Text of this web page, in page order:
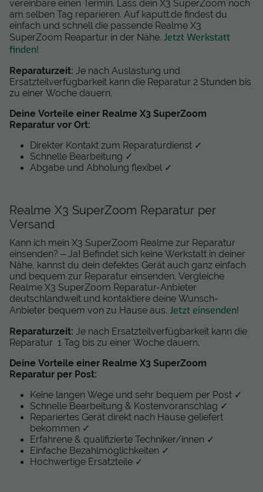
vereinbare einen Termin. Lass dein X3 SuperZoom noch
am selben Tag reparieren. Auf kaputt.de findest du
einfach und schnell die passende Realme X3
SuperZoom Reapartur in der Nähe. Jetzt Werkstatt
finden!
Reparaturzeit: Je nach Auslastung und
Ersatzteilverfügbarkeit kann die Reparatur 2 Stunden bis
zu einer Woche dauern.
Deine Vorteile einer Realme X3 SuperZoom
Reparatur vor Ort:
Direkter Kontakt zum Reparaturdienst ✓
Schnelle Bearbeitung ✓
Abgabe und Abholung flexibel ✓
Realme X3 SuperZoom Reparatur per
Versand
Kann ich mein X3 SuperZoom Realme zur Reparatur
einsenden? – Ja! Befindet sich keine Werkstatt in deiner
Nähe, kannst du dein defektes Gerät auch ganz einfach
und bequem zur Reparatur einsenden. Vergleiche
Realme X3 SuperZoom Reparatur-Anbieter
deutschlandweit und kontaktiere deine Wunsch-
Anbieter bequem von zu Hause aus. Jetzt einsenden!
Reparaturzeit: Je nach Ersatzteilverfügbarkeit kann die
Reparatur 1 Tag bis zu einer Woche dauern.
Deine Vorteile einer Realme X3 SuperZoom
Reparatur per Post:
Keine langen Wege und sehr bequem per Post ✓
Schnelle Bearbeitung & Kostenvoranschlag ✓
Repariertes Gerät direkt nach Hause geliefert
bekommen ✓
Erfahrene & qualifizierte Techniker/innen ✓
Einfache Bezahlmöglichkeiten ✓
Hochwertige Ersatzteile ✓